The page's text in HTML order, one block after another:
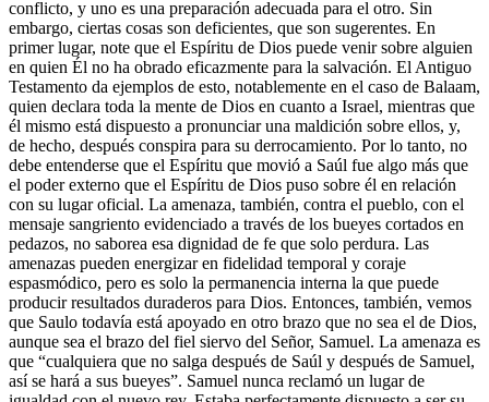
conflicto, y uno es una preparación adecuada para el otro. Sin
embargo, ciertas cosas son deficientes, que son sugerentes. En
primer lugar, note que el Espíritu de Dios puede venir sobre alguien
en quien Él no ha obrado eficazmente para la salvación. El Antiguo
Testamento da ejemplos de esto, notablemente en el caso de Balaam,
quien declara toda la mente de Dios en cuanto a Israel, mientras que
él mismo está dispuesto a pronunciar una maldición sobre ellos, y,
de hecho, después conspira para su derrocamiento. Por lo tanto, no
debe entenderse que el Espíritu que movió a Saúl fue algo más que
el poder externo que el Espíritu de Dios puso sobre él en relación
con su lugar oficial. La amenaza, también, contra el pueblo, con el
mensaje sangriento evidenciado a través de los bueyes cortados en
pedazos, no saborea esa dignidad de fe que solo perdura. Las
amenazas pueden energizar en fidelidad temporal y coraje
espasmódico, pero es solo la permanencia interna la que puede
producir resultados duraderos para Dios. Entonces, también, vemos
que Saulo todavía está apoyado en otro brazo que no sea el de Dios,
aunque sea el brazo del fiel siervo del Señor, Samuel. La amenaza es
que “cualquiera que no salga después de Saúl y después de Samuel,
así se hará a sus bueyes”. Samuel nunca reclamó un lugar de